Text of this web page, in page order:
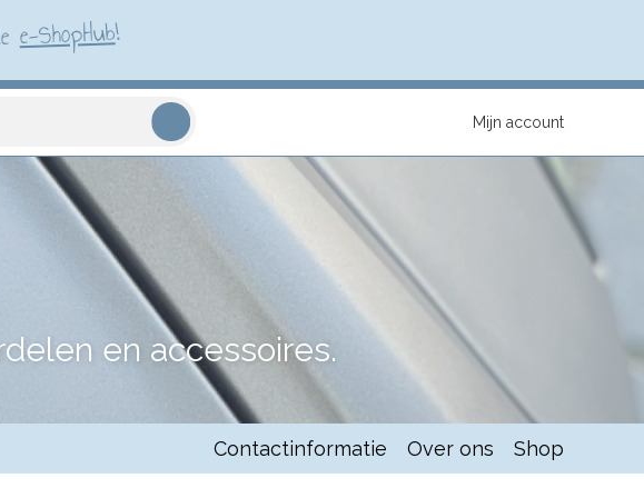
e-ShopHub!
Mijn account
en accessoires.
Contactinformatie Over ons Shop